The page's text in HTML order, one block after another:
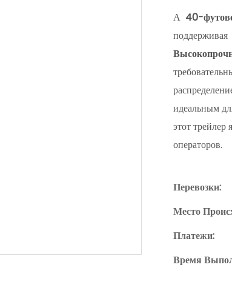
А 40-
поддерживая
идеальным
этот трейлер
операторов.
Перевозки:
Место
Платежи:
Время